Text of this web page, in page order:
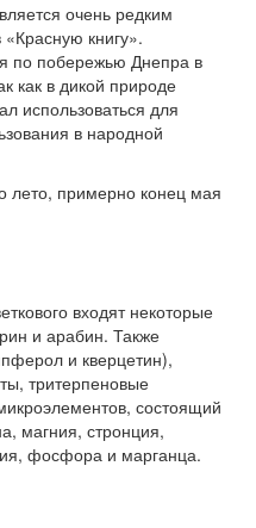
очень редким
книгу».
по побережью Днепра в
как в дикой природе
использоваться для
в народной
лето, примерно конец мая
входят некоторые
и арабин. Также
и кверцетин),
тритерпеновые
состоящий
магния, стронция,
фосфора и марганца.